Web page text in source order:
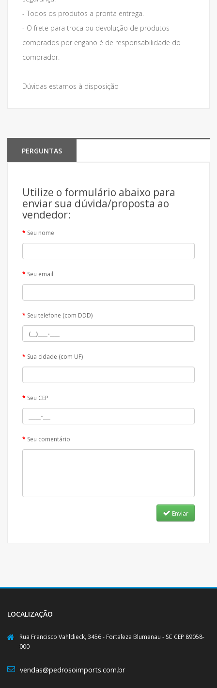
- Todos os produtos a pronta entrega.
- O frete para troca ou devolução de produtos
comprados por engano é de responsabilidade do
comprador.
Dúvidas estamos à disposição
PERGUNTAS
Utilize o formulário abaixo para
enviar sua dúvida/proposta ao
vendedor:
Seu nome
Seu email
Seu telefone (com DDD)
Sua cidade (com UF)
Seu CEP
Seu comentário
Enviar
LOCALIZAÇÃO
Rua Francisco Vahldieck, 3456 - Fortaleza Blumenau - SC CEP 89058-
000
vendas@pedrosoimports.com.br